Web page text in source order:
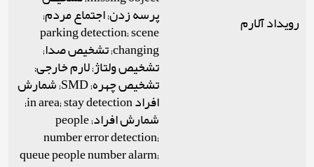
رویداد آلارم پرسه زدن; اجتماع مردم;
parking detection; scene
changing; تشخیص صدا;
تشخیص ولتاژ; لارم خارجی;
تشخیص چهره; SMD; شمارش
افراد in area; stay detection;
شمارش افراد; people
number error detection;
queue people number alarm;